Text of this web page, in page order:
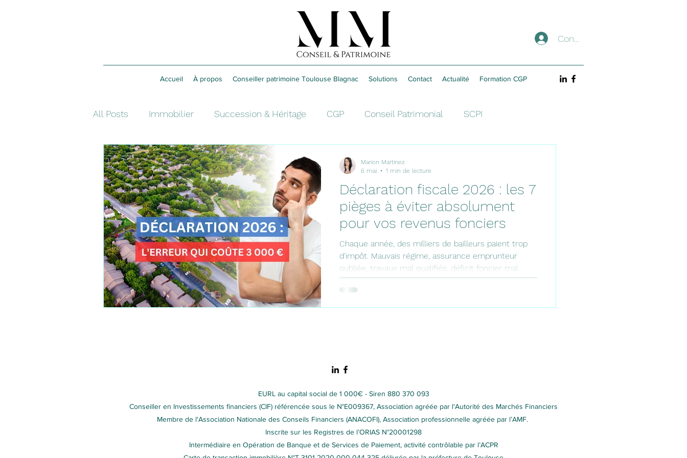
Connexion
Accueil À propos Conseiller patrimoine Toulouse Blagnac Solutions Contact Actualité Formation CGP
All Posts Immobilier Succession & Héritage CGP Conseil Patrimonial SCPI
Assurance vie Investissement Fiscalité
Déclaration fiscale 2026 : les 7
pièges à éviter absolument
pour vos revenus fonciers
Chaque année, des milliers de bailleurs paient trop
d'impôt. Mauvais régime, assurance emprunteur
oubliée, travaux mal qualifiés, déficit foncier mal
reporté : découvrez les 7 pièges les plus coûteux de
la déclaration 2026 des revenus fonciers, avec la
checklist complète avant validation.
Marion Martinez
6 mai
1 min de lecture
EURL au capital social de 1 000€ - Siren 880 370 093
Conseiller en Investissements financiers (CIF) référencée sous le N°E009367, Association agréée par l'Autorité des Marchés Financiers
Membre de l'Association Nationale des Conseils Financiers (ANACOFI), Association professionnelle agréée par l’AMF.
Inscrite sur les Registres de l’ORIAS N°20001298
Intermédiaire en Opération de Banque et de Services de Paiement, activité contrôlable par l’ACPR